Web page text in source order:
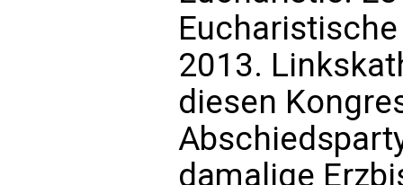
2013.
diesen
damalige